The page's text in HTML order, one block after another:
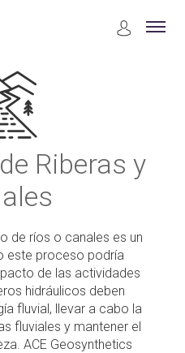
de Riberas y Canales
Riberas y
de ríos o canales es un
este proceso podría
de las actividades
hidráulicos deben
fluvial, llevar a cabo la
fluviales y mantener el
ACE Geosynthetics